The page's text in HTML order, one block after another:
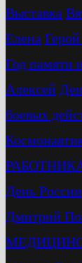
Выставка
Елена
Год памяти
Алексей
боевых
День России
Дмитрий